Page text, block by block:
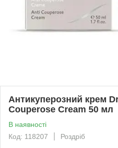
Антикуперозний крем
Couperose Cream 50 мл
В наявності
Код: 118207
Роздріб